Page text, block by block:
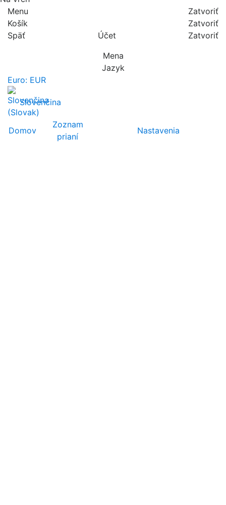
Menu
Zatvoriť
Košík
Zatvoriť
Späť
Účet
Zatvoriť
Mena
Jazyk
Euro: EUR
Slovenčina
Domov
Zoznam
prianí
Nastavenia